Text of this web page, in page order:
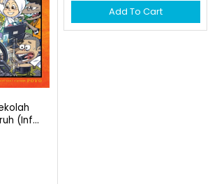
(inf...
Add To Cart